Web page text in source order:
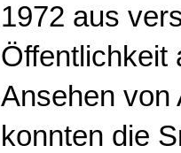
1972 aus
Öffentlichkeit
Ansehen von
konnten die